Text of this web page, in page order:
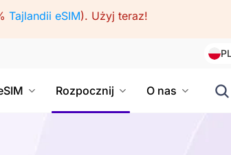
Tajlandii eSIM). Użyj teraz!
PL
Rozpocznij O nas